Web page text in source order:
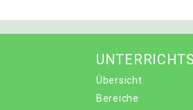
Übersicht
Bereiche